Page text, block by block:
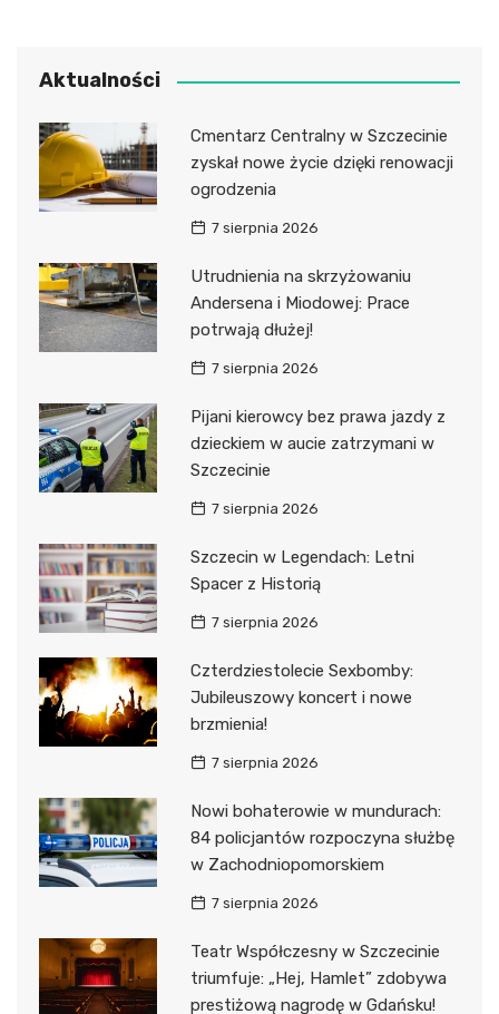
Aktualności
Cmentarz Centralny w Szczecinie
zyskał nowe życie dzięki renowacji
ogrodzenia
7 sierpnia 2026
Utrudnienia na skrzyżowaniu
Andersena i Miodowej: Prace
potrwają dłużej!
7 sierpnia 2026
Pijani kierowcy bez prawa jazdy z
dzieckiem w aucie zatrzymani w
Szczecinie
7 sierpnia 2026
Szczecin w Legendach: Letni
Spacer z Historią
7 sierpnia 2026
Czterdziestolecie Sexbomby:
Jubileuszowy koncert i nowe
brzmienia!
7 sierpnia 2026
Nowi bohaterowie w mundurach:
84 policjantów rozpoczyna służbę
w Zachodniopomorskiem
7 sierpnia 2026
Teatr Współczesny w Szczecinie
triumfuje: „Hej, Hamlet” zdobywa
prestiżową nagrodę w Gdańsku!